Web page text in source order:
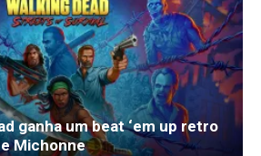
ganha um beat ‘em up retro
Michonne